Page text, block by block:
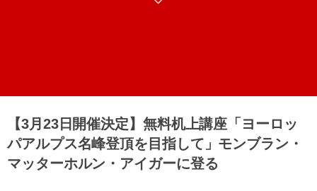
【3月23日開催決定】無料机上講座「ヨーロッ
パアルプス名峰登頂を目指して」モンブラン・
マッターホルン・アイガーに登る